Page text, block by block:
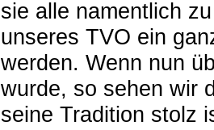
sie alle namentlich
unseres TVO ein
werden. Wenn nun
wurde, so sehen wir
seine Tradition stolz